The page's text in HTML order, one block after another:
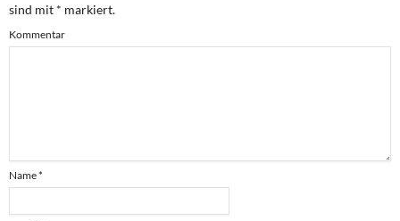
sind mit * markiert.
Kommentar
Name*